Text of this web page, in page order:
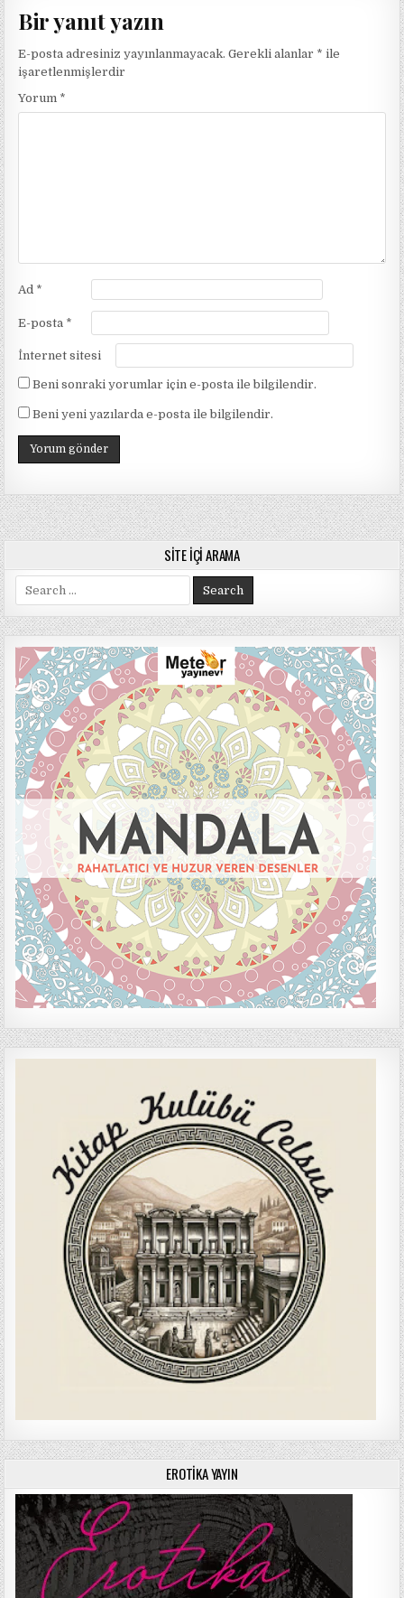
Bir yanıt yazın
E-posta adresiniz yayınlanmayacak. Gerekli alanlar * ile
işaretlenmişlerdir
Yorum *
Ad *
E-posta *
İnternet sitesi
Beni sonraki yorumlar için e-posta ile bilgilendir.
Beni yeni yazılarda e-posta ile bilgilendir.
SITE İÇI ARAMA
Search
for:
EROTIKA YAYIN